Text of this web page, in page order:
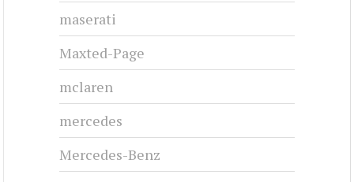
maserati
Maxted-Page
mclaren
mercedes
Mercedes-Benz